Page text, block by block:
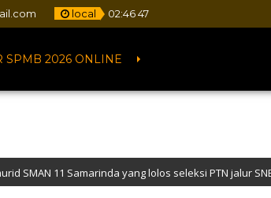
local 02:46 48
SPMB 2026 ONLINE
yang lolos seleksi PTN jalur SNBP tahun 2026